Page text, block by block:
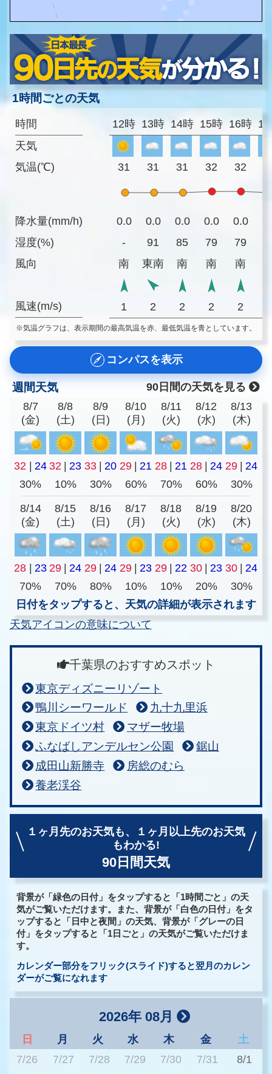
1時間ごとの天気
時間
天気
気温(℃)
降水量(mm/h)
湿度(%)
風向
風速(m/s)
12時 13時 14時 15時 16時
31 31 31 32 32
0.0 0.0 0.0 0.0 0.0
-
91 85 79 79
南
東南 南 南 南
1 2 2 2 2
※気温グラフは、表示期間の最高気温を赤、最低気温を青としています。
コンパスを表示
週間天気
90日間の天気を見る
8/7
(金)
8/8
(土)
8/9
(日)
8/10
(月)
8/11
(火)
8/12
(水)
8/13
(木)
32 | 24 32 | 23 33 | 20 29 | 21 28 | 21 28 | 24 29 | 24
30%
10% 30% 60% 70% 60% 30%
8/14
(金)
8/15
(土)
8/16
(日)
8/17
(月)
8/18
(火)
8/19
(水)
8/20
(木)
28 | 23 29 | 24 29 | 24 29 | 23 29 | 22 30 | 23 30 | 24
70%
70% 80% 10% 10% 20%
30%
日付をタップすると、天気の詳細が表示されます
天気アイコンの意味について
千葉県のおすすめスポット
東京ディズニーリゾート
鴨川シーワールド
九十九里浜
東京ドイツ村
マザー牧場
ふなばしアンデルセン公園
鋸山
成田山新勝寺
房総のむら
養老渓谷
１ヶ月先のお天気も、
１ヶ月以上先のお天気
もわかる!
90日間天気
背景が「緑色の日付」をタップすると「1時間ごと」の天
気がご覧いただけます。また、背景が「白色の日付」をタ
ップすると「日中と夜間」の天気、背景が「グレーの日
付」をタップすると「1日ごと」の天気がご覧いただけま
す。
カレンダー部分をフリック(スライド)すると翌月のカレン
ダーがご覧になれます
2026年 08月
日 月 火 水 木 金
土
7/26
7/27 7/28 7/29 7/30 7/31 8/1